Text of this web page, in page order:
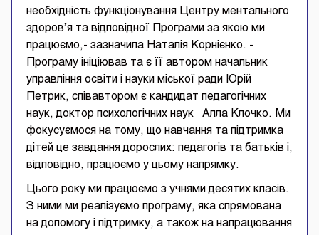
необхідність функціонування Центру ментального
здоров’я та відповідної Програми за якою ми
працюємо,- зазначила Наталія Корнієнко. -
Програму ініціював та є її автором начальник
управління освіти і науки міської ради Юрій
Петрик, співавтором є кандидат педагогічних
наук, доктор психологічних наук Алла Клочко. Ми
фокусуємося на тому, що навчання та підтримка
дітей це завдання дорослих: педагогів та батьків і,
відповідно, працюємо у цьому напрямку.
Цього року ми працюємо з учнями десятих класів.
З ними ми реалізуємо програму, яка спрямована
на допомогу і підтримку, а також на напрацювання